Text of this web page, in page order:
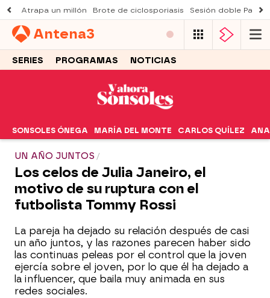
Atrapa un millón Brote de ciclosporiasis Sesión doble
Antena3
SERIES PROGRAMAS NOTICIAS
SONSOLES ÓNEGA MARÍA DEL MONTE CARLOS QUÍLEZ ANA
UN AÑO JUNTOS
Los celos de Julia Janeiro, el
motivo de su ruptura con el
futbolista Tommy Rossi
La pareja ha dejado su relación después de casi
un año juntos, y las razones parecen haber sido
las continuas peleas por el control que la joven
ejercía sobre el joven, por lo que él ha dejado a
la influencer, que baila muy animada en sus
redes sociales.